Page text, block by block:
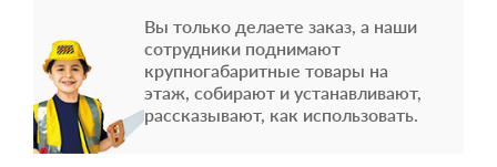
Вы только делаете заказ, а наши
сотрудники поднимают
крупногабаритные товары на
этаж, собирают и устанавливают,
рассказывают, как использовать.